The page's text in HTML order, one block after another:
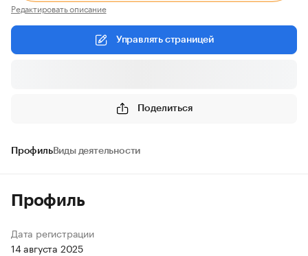
Редактировать описание
Управлять страницей
Поделиться
ПрофильВиды деятельности
Профиль
Дата регистрации
14 августа 2025